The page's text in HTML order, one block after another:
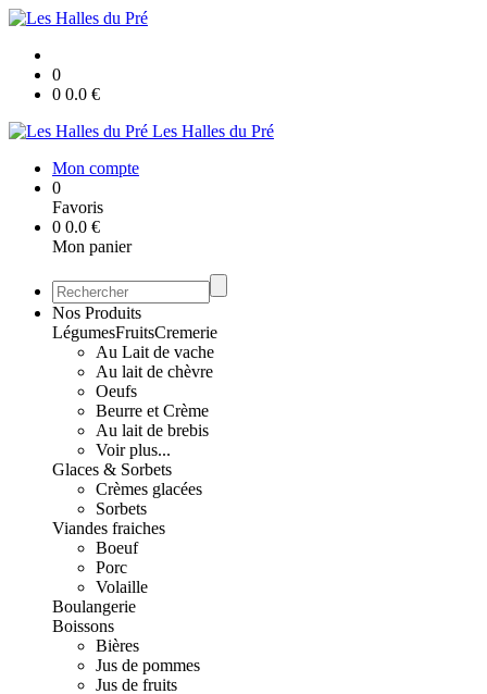
0
0 0.0 €
Les Halles du Pré
Mon compte
0
Favoris
0 0.0 €
Mon panier
Nos Produits
LégumesFruitsCremerie
Au Lait de vache
Au lait de chèvre
Oeufs
Beurre et Crème
Au lait de brebis
Voir plus...
Glaces & Sorbets
Crèmes glacées
Sorbets
Viandes fraiches
Boeuf
Porc
Volaille
Boulangerie
Boissons
Bières
Jus de pommes
Jus de fruits